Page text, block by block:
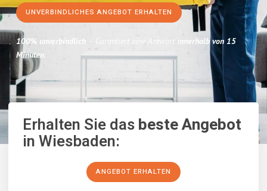
UNVERBINDLICHES ANGEBOT ERHALTEN
100% unverbindlich – Garantiert eine Antwort innerhalb von 15
Minuten.
Erhalten Sie dasbeste Angebot
in Wiesbaden:
ANGEBOT ERHALTEN